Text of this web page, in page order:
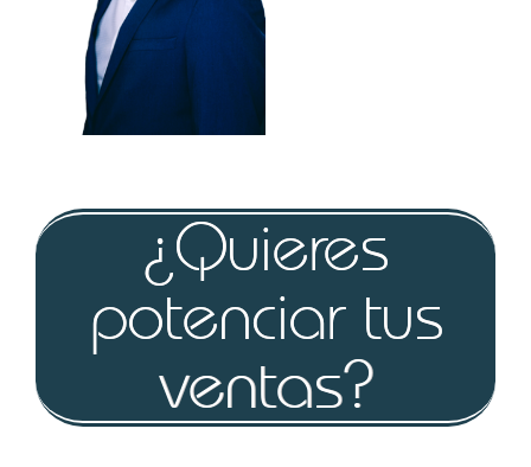
Internacional &
Marketing - Fran
¿Quieres
potenciar tus
ventas?